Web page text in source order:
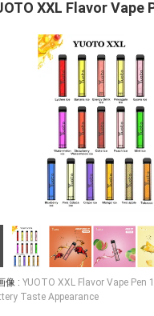
XXL Flavor
像 : YUOTO XXL Flavor Vape Pen
Taste Appearance